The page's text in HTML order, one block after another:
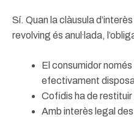
Sí. Quan la clàusula
revolving és anul·lada,
El consumidor
efectivament
Cofidis ha de
Amb interès legal